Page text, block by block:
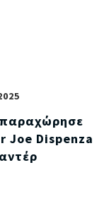
Joe Dispenza